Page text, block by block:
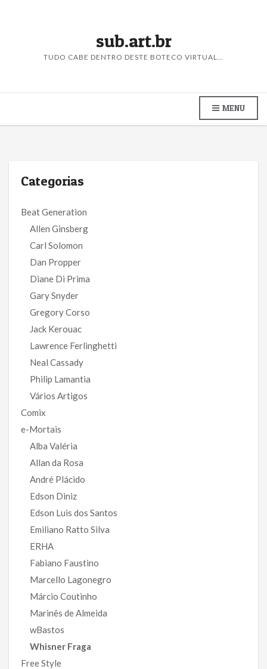
sub.art.br
TUDO CABE DENTRO DESTE BOTECO VIRTUAL…
MENU
Categorias
Beat Generation
Allen Ginsberg
Carl Solomon
Dan Propper
Diane Di Prima
Gary Snyder
Gregory Corso
Jack Kerouac
Lawrence Ferlinghetti
Neal Cassady
Philip Lamantia
Vários Artigos
Comix
e-Mortais
Alba Valéria
Allan da Rosa
André Plácido
Edson Diniz
Edson Luis dos Santos
Emiliano Ratto Silva
ERHA
Fabiano Faustino
Marcello Lagonegro
Márcio Coutinho
Marinês de Almeida
wBastos
Whisner Fraga
Free Style